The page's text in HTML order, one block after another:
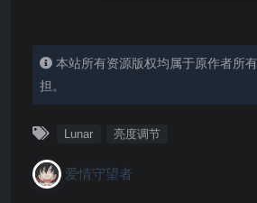
本站所有资源版权均属于原作者所
担。
Lunar 亮度调节
爱情守望者